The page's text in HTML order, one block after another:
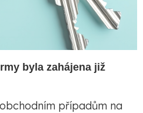
byla zahájena již
případům na